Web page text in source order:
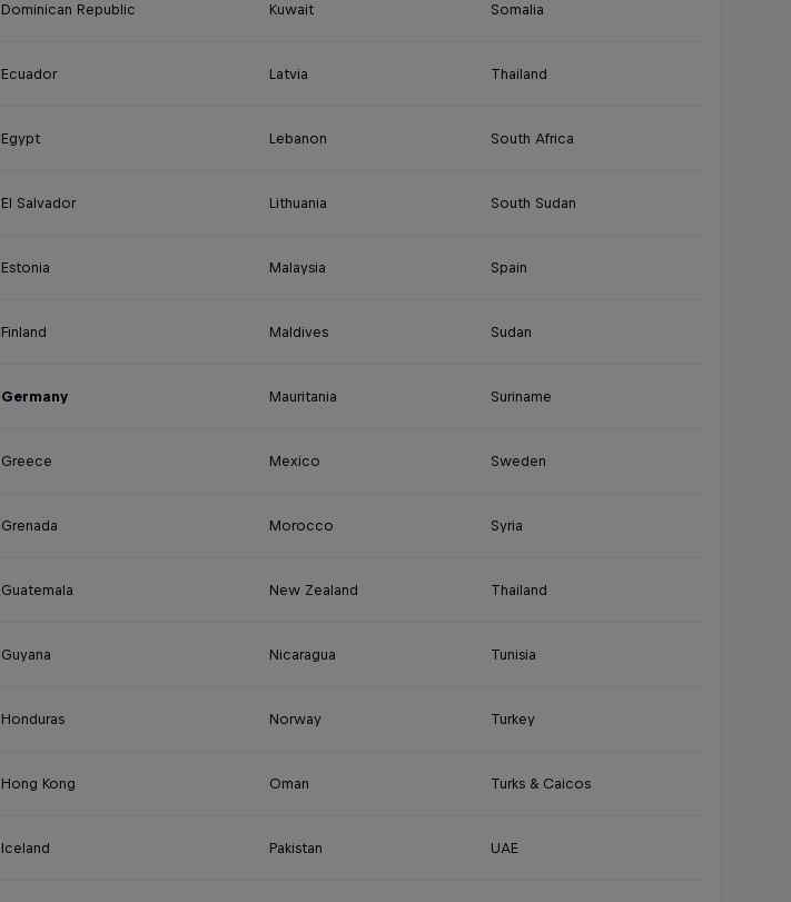
Dominican Republic Kuwait Somalia
Ecuador Latvia Thailand
Egypt Lebanon South Africa
El Salvador Lithuania South Sudan
Estonia Malaysia Spain
Finland Maldives Sudan
Germany Mauritania Suriname
Greece Mexico Sweden
Grenada Morocco Syria
Guatemala New Zealand Thailand
Guyana Nicaragua Tunisia
Honduras Norway Turkey
Hong Kong Oman Turks & Caicos
Iceland Pakistan UAE